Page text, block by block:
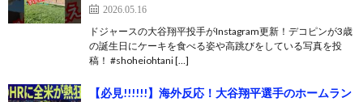
2026.05.16
ドジャースの大谷翔平投手がInstagram更新！デコピンが3歳
の誕生日にケーキを食べる姿や高跳びをしている写真を投
稿！ #shoheiohtani […]
【必見!!!!!!】海外反応！大谷翔平選手のホームラン